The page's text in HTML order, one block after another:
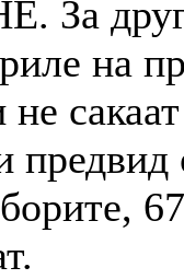
други
на